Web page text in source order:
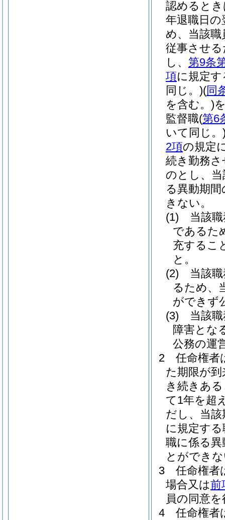
認めると
年退職日
め、当該
従事させ
し、 第9条
項に規定
同じ。)(同
を含む。)
監督職(第6
いて同じ。
2項の規定
続き勤務
のとし、
る異動期
きない。
(1)
当該
であるた
充するこ
と。
(2)
当該
るため、
ができず
(3)
当該
障害とな
公務の運
2
任命権者
た期限が
き続きあ
て1年を超
だし、当
に規定す
職に係る異
とができ
3
任命権者
場合又は前
員の同意
4
任命権者